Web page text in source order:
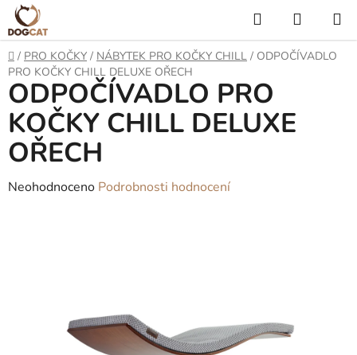
Přejít
na
obsah
Hledat
KOŠÍK
Domů
/ PRO KOČKY / NÁBYTEK PRO KOČKY CHILL / ODPOČÍVADLO
PRO KOČKY CHILL DELUXE OŘECH
ODPOČÍVADLO PRO
KOČKY CHILL DELUXE
OŘECH
Průměrné
Neohodnoceno Podrobnosti hodnocení